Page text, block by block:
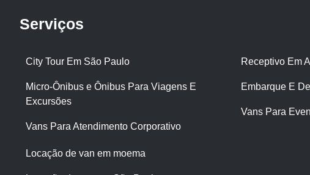
Serviços
City Tour Em São Paulo
Micro-Ônibus e Ônibus Para Viagens E
Excursões
Vans Para Atendimento Corporativo
Receptivo Em
Embarque E
Vans Para
Locação de van em moema